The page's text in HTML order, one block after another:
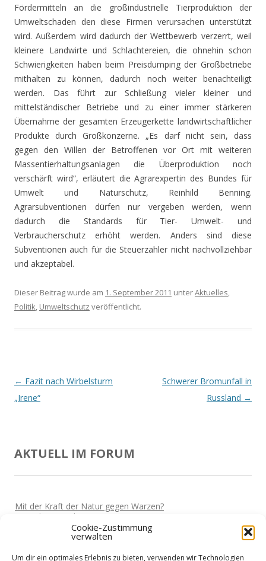
Cookie-Zustimmung
verwalten
Um dir ein optimales Erlebnis zu bieten, verwenden wir Technologien
Fördermitteln an die großindustrielle Tierproduktion der
Umweltschaden den diese Firmen verursachen unterstützt
wird. Außerdem wird dadurch der Wettbewerb verzerrt, weil
kleinere Landwirte und Schlachtereien, die ohnehin schon
Schwierigkeiten haben beim Preisdumping der Großbetriebe
mithalten zu können, dadurch noch weiter benachteiligt
werden. Das führt zur Schließung vieler kleiner und
mittelständischer Betriebe und zu einer immer stärkeren
Übernahme der gesamten Erzeugerkette landwirtschaftlicher
Produkte durch Großkonzerne. „Es darf nicht sein, dass
gegen den Willen der Betroffenen vor Ort mit weiteren
Massentierhaltungsanlagen die Überproduktion noch
verschärft wird“, erläutert die Agrarexpertin des Bundes für
Umwelt und Naturschutz, Reinhild Benning.
Agrarsubventionen dürfen nur vergeben werden, wenn
dadurch die Standards für Tier- Umwelt- und
Verbraucherschutz erhöht werden. Anders sind diese
Subventionen auch für die Steuerzahler nicht nachvollziehbar
und akzeptabel.
Dieser Beitrag wurde am 1. September 2011 unterAktuelles,
Politik, Umweltschutz veröffentlicht.
Beitrags-
Navigation
← Fazit nach Wirbelsturm
„Irene“
Schwerer Bromunfall in
Russland →
AKTUELL IM FORUM
Mit der Kraft der Natur gegen Warzen?
Miki Vor 5 Jahren
Darf man wieder reisen?